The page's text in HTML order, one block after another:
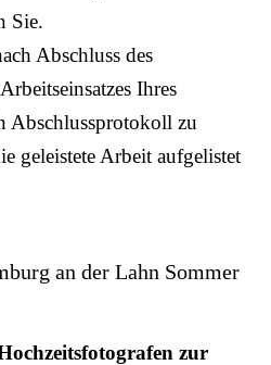
Sie.
Abschluss des
Ihres
Abschlussprotokoll zu
geleistete Arbeit aufgelistet
zur